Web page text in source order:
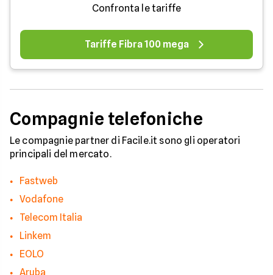
Confronta le tariffe
Tariffe Fibra 100 mega
Compagnie telefoniche
Le compagnie partner di Facile.it sono gli operatori
principali del mercato.
Fastweb
Vodafone
Telecom Italia
Linkem
EOLO
Aruba